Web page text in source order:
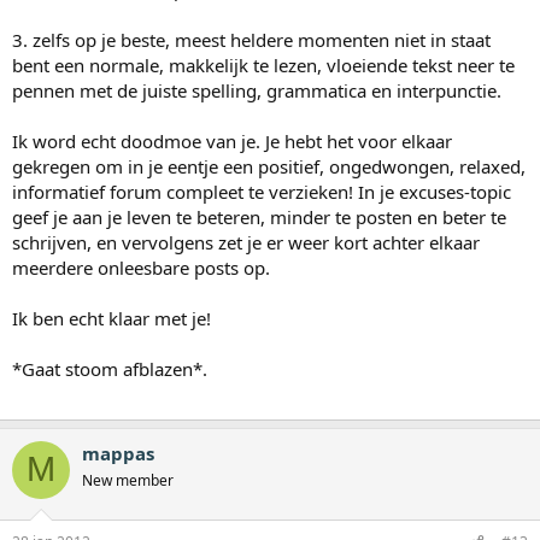
3. zelfs op je beste, meest heldere momenten niet in staat
bent een normale, makkelijk te lezen, vloeiende tekst neer te
pennen met de juiste spelling, grammatica en interpunctie.
Ik word echt doodmoe van je. Je hebt het voor elkaar
gekregen om in je eentje een positief, ongedwongen, relaxed,
informatief forum compleet te verzieken! In je excuses-topic
geef je aan je leven te beteren, minder te posten en beter te
schrijven, en vervolgens zet je er weer kort achter elkaar
meerdere onleesbare posts op.
Ik ben echt klaar met je!
*Gaat stoom afblazen*.
M mappas
New member